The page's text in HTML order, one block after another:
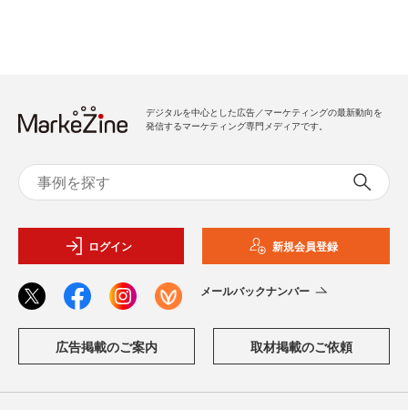
デジタルを中心とした広告／マーケティングの最新動向を
発信するマーケティング専門メディアです。
ログイン 新規会員登録
メールバックナンバー
広告掲載のご案内 取材掲載のご依頼